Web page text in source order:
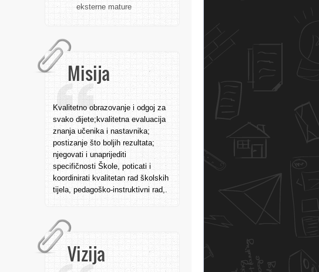
eksterne mature
Misija
Kvalitetno obrazovanje i odgoj za
svako dijete;kvalitetna evaluacija
znanja učenika i nastavnika;
postizanje što boljih rezultata;
njegovati i unaprijediti
specifičnosti Škole, poticati i
koordinirati kvalitetan rad školskih
tijela, pedagoško-instruktivni rad,.
Vizija